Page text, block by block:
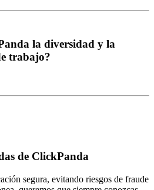
la diversidad y la
trabajo?
de ClickPanda
segura, evitando riesgos de fraude